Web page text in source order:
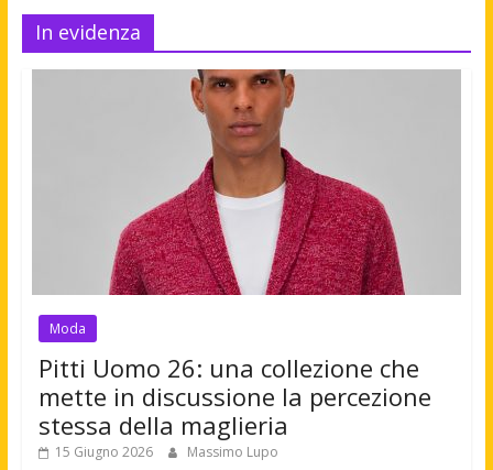
In evidenza
Moda
Pitti Uomo 26: una collezione che
mette in discussione la percezione
stessa della maglieria
15 Giugno 2026 Massimo Lupo